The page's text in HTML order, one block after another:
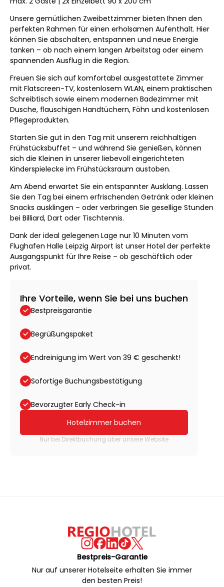
Unsere gemütlichen Zweibettzimmer bieten Ihnen den
perfekten Rahmen für einen erholsamen Aufenthalt. Hier
können Sie abschalten, entspannen und neue Energie
tanken – ob nach einem langen Arbeitstag oder einem
spannenden Ausflug in die Region.
Freuen Sie sich auf komfortabel ausgestattete Zimmer
mit Flatscreen-TV, kostenlosem WLAN, einem praktischen
Schreibtisch sowie einem modernen Badezimmer mit
Dusche, flauschigen Handtüchern, Föhn und kostenlosen
Pflegeprodukten.
Starten Sie gut in den Tag mit unserem reichhaltigen
Frühstücksbuffet – und während Sie genießen, können
sich die Kleinen in unserer liebevoll eingerichteten
Kinderspielecke im Frühstücksraum austoben.
Am Abend erwartet Sie ein entspannter Ausklang. Lassen
Sie den Tag bei einem erfrischenden Getränk oder kleinen
Snacks ausklingen – oder verbringen Sie gesellige Stunden
bei Billiard, Dart oder Tischtennis.
Dank der ideal gelegenen Lage nur 10 Minuten vom
Flughafen Halle Leipzig Airport ist unser Hotel der perfekte
Ausgangspunkt für Ihre Reise – ob geschäftlich oder
privat.
Ihre Vorteile, wenn Sie bei uns buchen
Bestpreisgarantie
Begrüßungspaket
Endreinigung im Wert von 39 € geschenkt!
Sofortige Buchungsbestätigung
Bevorzugter Early Check-in
Hotelzimmer buchen
Nur bei Direktbuchung über unsere Website
Bestpreis-Garantie
Nur auf unserer Hotelseite erhalten Sie immer
den besten Preis!